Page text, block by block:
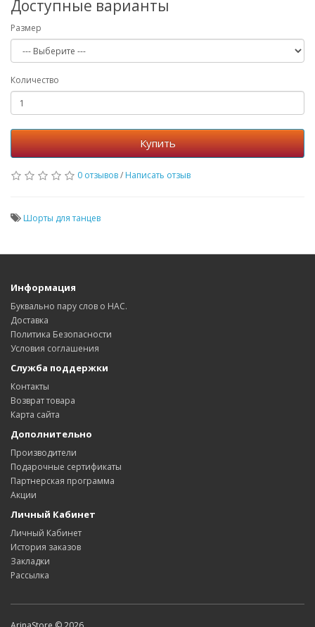
Доступные варианты
Размер
Количество
Купить
0 отзывов/ Написать отзыв
Шорты для танцев
Информация
Буквально пару слов о НАС.
Доставка
Политика Безопасности
Условия соглашения
Служба поддержки
Контакты
Возврат товара
Карта сайта
Дополнительно
Производители
Подарочные сертификаты
Партнерская программа
Акции
Личный Кабинет
Личный Кабинет
История заказов
Закладки
Рассылка